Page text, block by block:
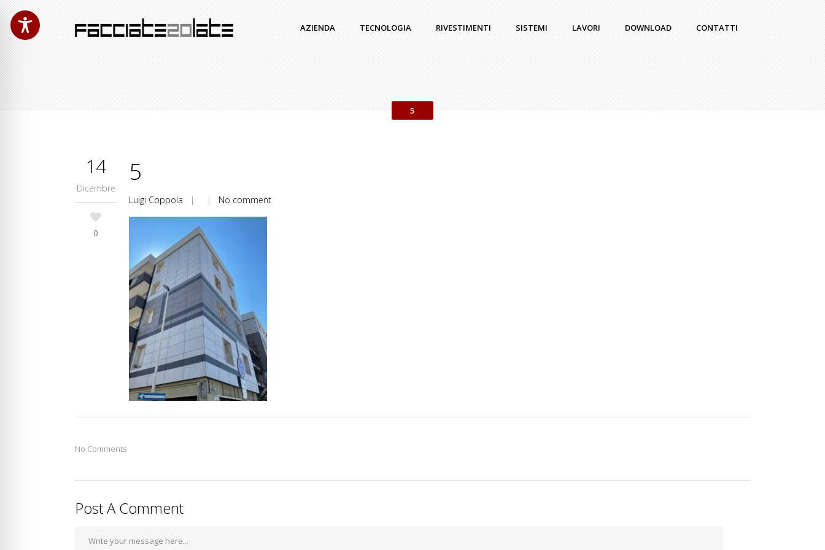
AZIENDA TECNOLOGIA RIVESTIMENTI SISTEMI LAVORI DOWNLOAD CONTATTI
5
14
Dicembre
0
5
Luigi Coppola | | No comment
No Comments
Post A Comment